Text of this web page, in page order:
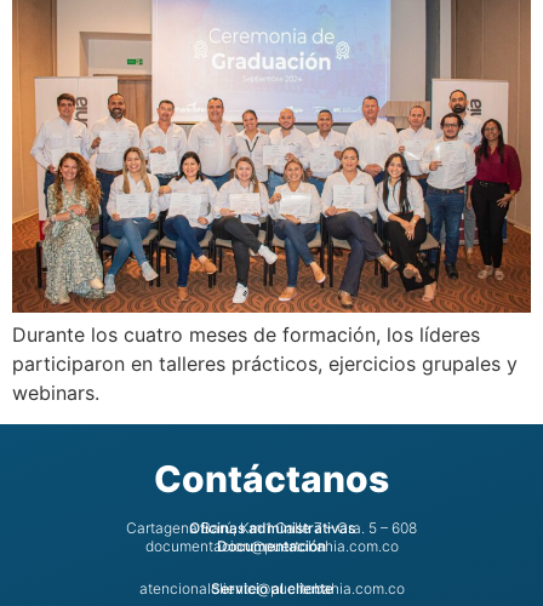
Durante los cuatro meses de formación, los líderes
participaron en talleres prácticos, ejercicios grupales y
webinars.
Contáctanos
Oficinas administrativas
Cartagena Barú, Km 1 Calle 7 – Cra. 5 – 608
Documentación
documentacion@puertobahia.com.co
Servicio al cliente
atencionalcliente@puertobahia.com.co